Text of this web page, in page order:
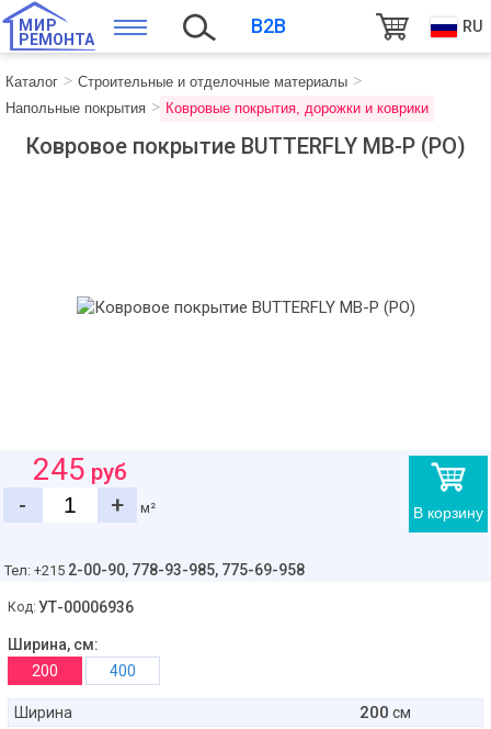
МИР
РЕМОНТА
B2B RU
Каталог
Строительные и отделочные материалы
Напольные покрытия
Ковровые покрытия, дорожки и коврики
Ковровое покрытие BUTTERFLY MB-P (PO)
В корзину
245 руб
-
+ м²
Тел: +215 2-00-90, 778-93-985, 775-69-958
Код: УТ-00006936
Ширина, см:
200
400
Ширина 200 см